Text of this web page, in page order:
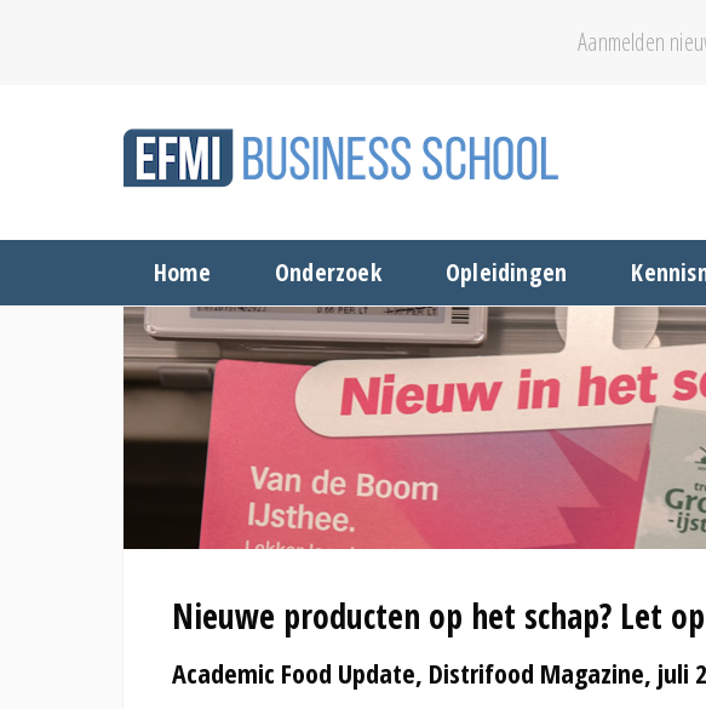
Aanmelden
Home Onderzoek Opleidingen
Nieuwe producten op het schap? Let
Academic Food Update, Distrifood Magazine, juli